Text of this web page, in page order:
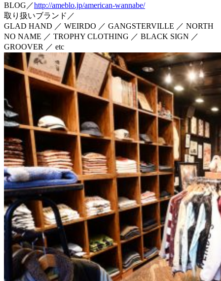
BLOG／http://ameblo.jp/american-wannabe/
取り扱いブランド／
GLAD HAND ／ WEIRDO ／ GANGSTERVILLE ／ NORTH
NO NAME ／ TROPHY CLOTHING ／ BLACK SIGN ／
GROOVER ／ etc